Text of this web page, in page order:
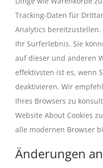
Tracking-Daten für
Analytics bereitzustellen.
Ihr Surferlebnis. Sie
auf dieser und anderen
effektivsten ist es, wenn
deaktivieren. Wir
Ihres Browsers zu
Website About Cookies
alle modernen Browser
Änderungen